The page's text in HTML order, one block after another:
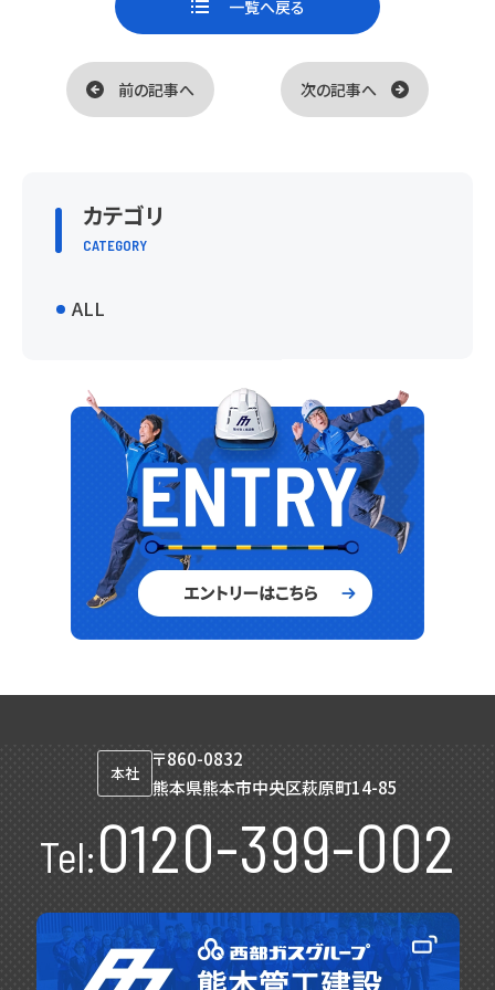
e
o
e
一覧へ戻る
前の記事へ 次の記事へ
カテゴリ
CATEGORY
ALL
本社
〒860-0832
熊本県熊本市中央区萩原町14-85
Tel:0120-399-002